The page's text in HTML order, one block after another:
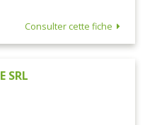
Consulter cette fiche
SRL